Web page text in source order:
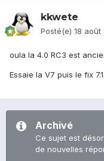
kkwete
Posté(e) 18 août
oula la 4.0 RC3 est
Essaie la V7 puis le fix 7.1
Archivé
Ce sujet est
de nouvelles